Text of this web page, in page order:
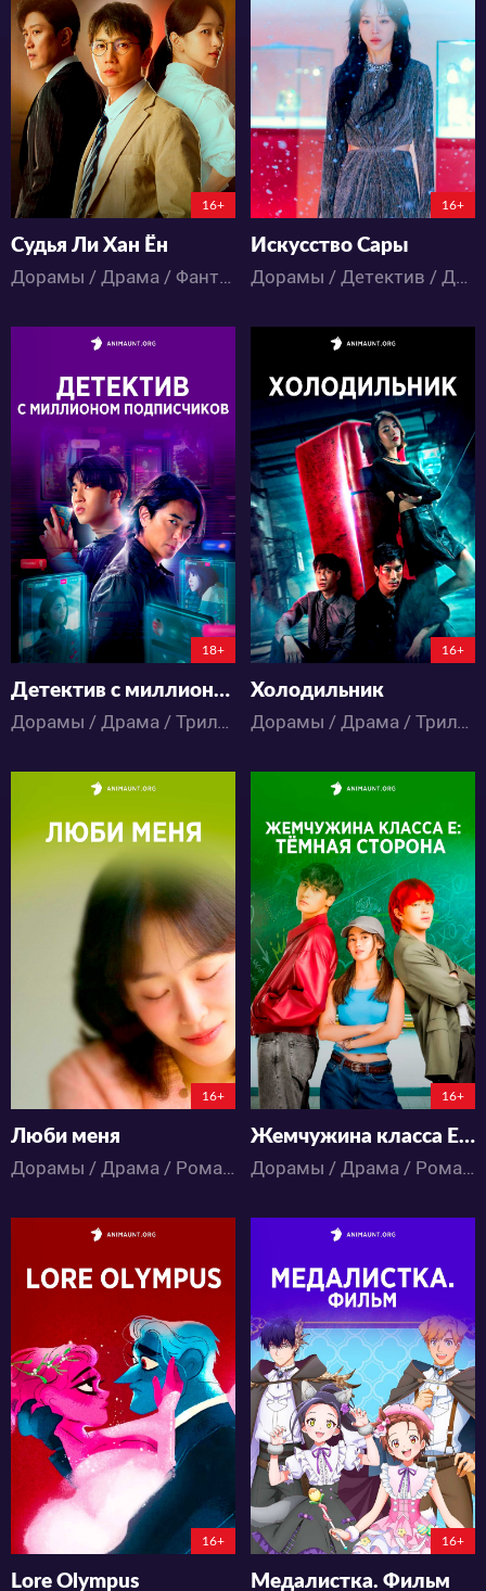
13481
21 11
16+
Судья Ли Хан Ён
Дорамы / Драма / Фантастика
2235
24 9
16+
Искусство Сары
Дорамы / Детектив / Драма / Триллер
2098
28 6
18+
Детектив с миллионом подписчиков
Дорамы / Драма / Триллер
12737
42 10
16+
Холодильник
Дорамы / Драма / Триллер / Фантастика
16991
35 9
16+
Люби меня
Дорамы / Драма / Романтика
28928
71 41
16+
Жемчужина класса Е: Темная сторона
Дорамы / Драма / Романтика / Школа
8581
15 0
116:4:19:42
16+
Lore Olympus
9897
8 0
150:11:9:42
16+
Медалистка. Фильм